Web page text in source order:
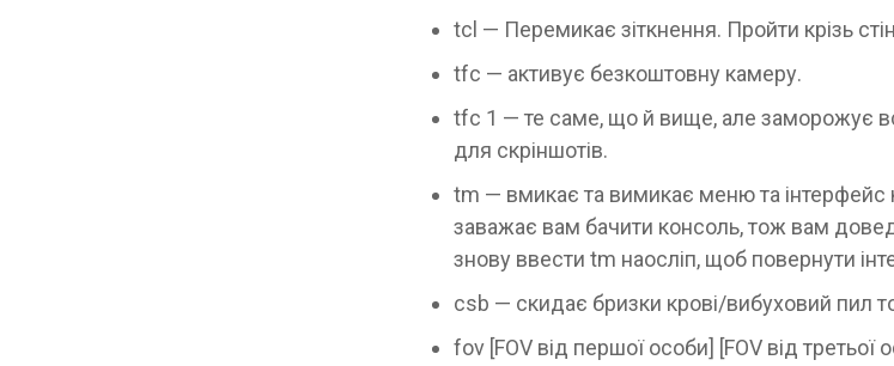
tcl — Перемикає зіткнення. Пройти крізь
tfc — активує безкоштовну камеру.
tfc 1 — те саме, що й вище, але заморожує
для скріншотів.
tm — вмикає та вимикає меню та інтерфейс
заважає вам бачити консоль, тож вам
знову ввести tm наосліп, щоб повернути
csb — скидає бризки крові/вибуховий пил
fov [FOV від першої особи] [FOV від